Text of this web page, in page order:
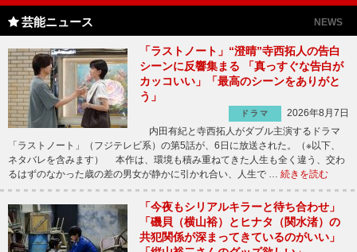
芸能ニュース NEWS
「ラストノート」“澄晴”寺西拓人の告白
シーンに反響集まる 「真っすぐな告白が
カッコいい」「最高のシーンをありがと
う」
ドラマ
2026年8月7日
内田有紀と寺西拓人がダブル主演するドラマ
「ラストノート」（フジテレビ系）の第5話が、6日に放送された。（※以下、
ネタバレを含みます） 本作は、環境も積み重ねてきた人生も全く違う、交わ
るはずのなかった歳の差の男女が静かに引かれ合い、人生で … 続きを読む
「今夜もシリアルキラーと待ち合わせ」
「磯貝（横山裕）とヒナタ（関水渚）の
共犯関係が深まってきているのがいい」